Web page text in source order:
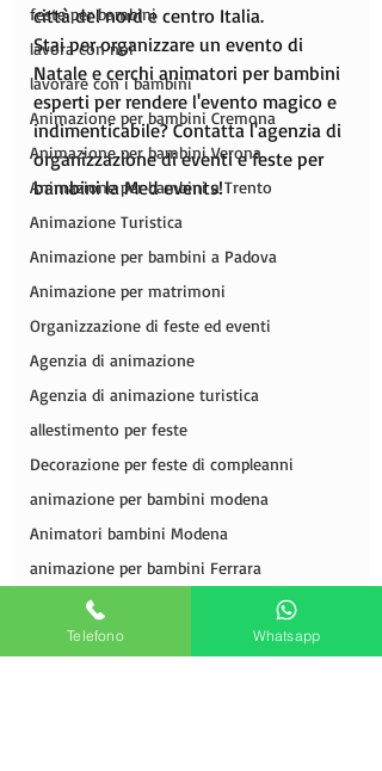
feste per bambini
lavora con noi
lavorare con i bambini
Animazione per bambini Cremona
Animazione per bambini Verona
Animazione per bambini a Trento
Animazione Turistica
Animazione per bambini a Padova
Animazione per matrimoni
Organizzazione di feste ed eventi
Agenzia di animazione
Agenzia di animazione turistica
allestimento per feste
Decorazione per feste di compleanni
animazione per bambini modena
Animatori bambini Modena
animazione per bambini Ferrara
Animatori Bambini Ferrara
Idee matrimonio a tema
città del nord e centro Italia.
Stai per organizzare un evento di
Natale e cerchi animatori per bambini
esperti per rendere l'evento magico e
indimenticabile? Contatta l'agenzia di
organizzazione di eventi e feste per
bambini la Med events!
Telefono Whatsapp